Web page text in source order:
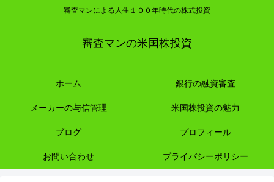
審査マンによる人生１００年時代の株式投資
審査マンの米国株投資
ホーム 銀行の融資審査
メーカーの与信管理 米国株投資の魅力
ブログ プロフィール
お問い合わせ プライバシーポリシー